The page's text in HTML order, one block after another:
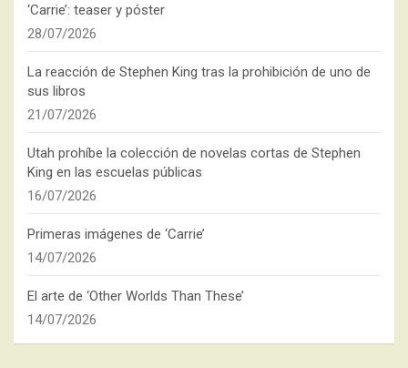
‘Carrie’: teaser y póster
28/07/2026
La reacción de Stephen King tras la prohibición de uno de
sus libros
21/07/2026
Utah prohíbe la colección de novelas cortas de Stephen
King en las escuelas públicas
16/07/2026
Primeras imágenes de ‘Carrie’
14/07/2026
El arte de ‘Other Worlds Than These’
14/07/2026